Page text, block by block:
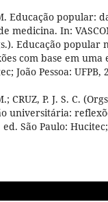
Educação popular:
medicina. In:
Educação popular
com base em uma
João Pessoa: UFPB,
CRUZ, P. J. S. C.
universitária:
São Paulo: Hucitec;